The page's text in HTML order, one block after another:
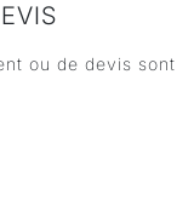
ou de devis sont